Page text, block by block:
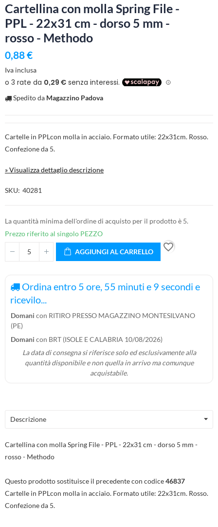
Cartellina con molla Spring File -
PPL - 22x31 cm - dorso 5 mm -
rosso - Methodo
0,88 €
Iva inclusa
Spedito da Magazzino Padova
Cartelle in PPLcon molla in acciaio. Formato utile: 22x31cm. Rosso.
Confezione da 5.
» Visualizza dettaglio descrizione
SKU 40281
La quantità minima dell'ordine di acquisto per il prodotto è 5.
Prezzo riferito al singolo PEZZO
AGGIUNGI AL CARRELLO favorite_border
Ordina entro 5 ore, 55 minuti e 9 secondi e
ricevilo...
Domani con RITIRO PRESSO MAGAZZINO MONTESILVANO
(PE)
Domani con BRT (ISOLE E CALABRIA 10/08/2026)
La data di consegna si riferisce solo ed esclusivamente alla
quantità disponibile e non quella in arrivo ma comunque
acquistabile.
Descrizione
Cartellina con molla Spring File - PPL - 22x31 cm - dorso 5 mm -
rosso - Methodo
Questo prodotto sostituisce il precedente con codice46837
Cartelle in PPLcon molla in acciaio. Formato utile: 22x31cm. Rosso.
Confezione da 5.